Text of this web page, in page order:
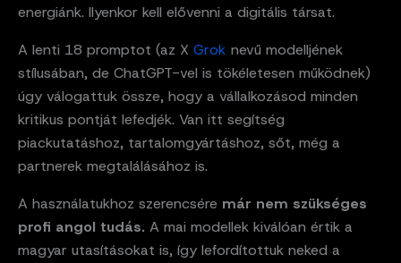
energiánk. Ilyenkor kell elővenni a digitális társat.
A lenti 18 promptot (az X Grok nevű modelljének
stílusában, de ChatGPT-vel is tökéletesen működnek)
úgy válogattuk össze, hogy a vállalkozásod minden
kritikus pontját lefedjék. Van itt segítség
piackutatáshoz, tartalomgyártáshoz, sőt, még a
partnerek megtalálásához is.
A használatukhoz szerencsére már nem szükséges
profi angol tudás. A mai modellek kiválóan értik a
magyar utasításokat is, így lefordítottuk neked a